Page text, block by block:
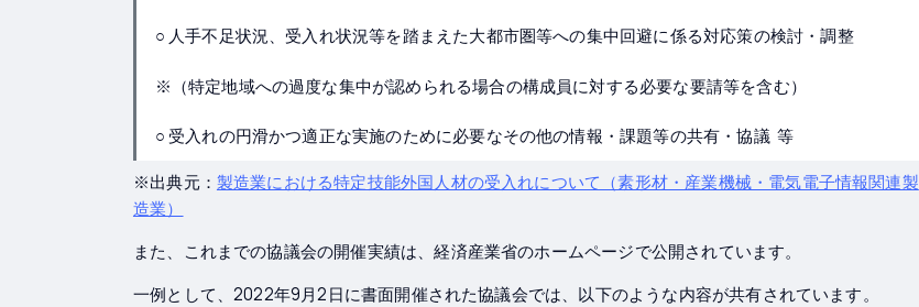
○ 人手不足状況、受入れ状況等を踏まえた大都市圏等への集中回避に係る対応策の検討・調整
※（特定地域への過度な集中が認められる場合の構成員に対する必要な要請等を含む）
○ 受入れの円滑かつ適正な実施のために必要なその他の情報・課題等の共有・協議 等
※出典元： 製造業における特定技能外国人材の受入れについて（素形材・産業機械・電気電子情報関連製
造業）
また、これまでの協議会の開催実績は、経済産業省のホームページで公開されています。
一例として、2022年9月2日に書面開催された協議会では、以下のような内容が共有されています。